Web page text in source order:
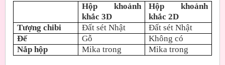
Hộp khoảnh
khắc 3D
Hộp khoảnh
khắc 2D
Tượng chibi
Đất sét Nhật
Đất sét Nhật
Đế
Gỗ
Không có
Nắp hộp
Mika trong Mika trong